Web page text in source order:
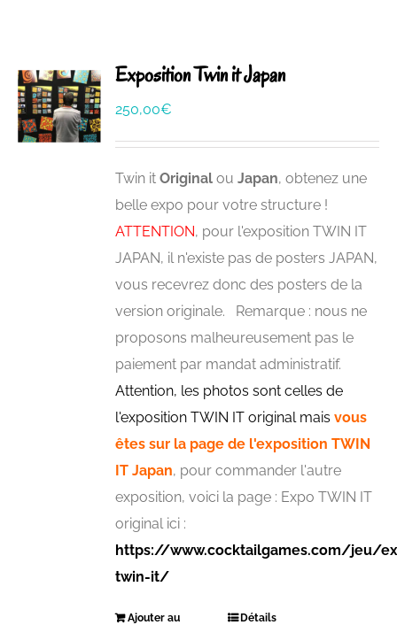
Exposition Twin it Japan
250,00€
Twin itOriginal ouJapan, obtenez une
belle expo pour votre structure !
ATTENTION, pour l'exposition TWIN IT
JAPAN, il n'existe pas de posters JAPAN,
vous recevrez donc des posters de la
version originale. Remarque : nous ne
proposons malheureusement pas le
paiement par mandat administratif.
Attention, les photos sont celles de
l'exposition TWIN IT original mais vous
êtes sur la page de l'exposition TWIN
IT Japan, pour commander l'autre
exposition, voici la page : Expo TWIN IT
original ici :
https://www.cocktailgames.com/jeu/
twin-it/
Ajouter au
Détails